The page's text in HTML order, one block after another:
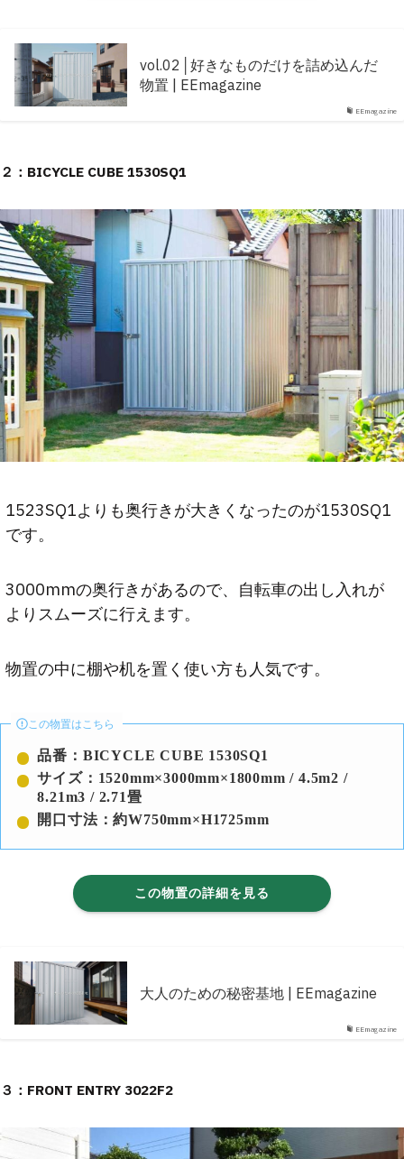
EEmagazine
vol.02│好きなものだけを詰め込んだ
物置 | EEmagazine
２：BICYCLE CUBE 1530SQ1
1523SQ1よりも奥行きが大きくなったのが1530SQ1
です。
3000mmの奥行きがあるので、自転車の出し入れが
よりスムーズに行えます。
物置の中に棚や机を置く使い方も人気です。
この物置はこちら
品番：BICYCLE CUBE 1530SQ1
サイズ：1520mm×3000mm×1800mm / 4.5m2 /
8.21m3 / 2.71畳
開口寸法：約W750mm×H1725mm
この物置の詳細を見る
EEmagazine
大人のための秘密基地 | EEmagazine
３：FRONT ENTRY 3022F2